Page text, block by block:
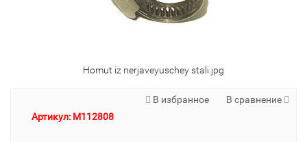
Homut iz nerjaveyuschey stali.jpg
В избранное
В сравнение
Артикул: M112808